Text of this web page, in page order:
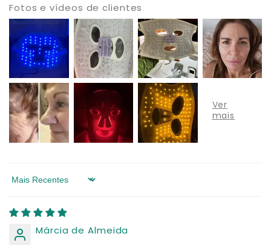
Fotos e vídeos de clientes
Sort by
Márcia de Almeida